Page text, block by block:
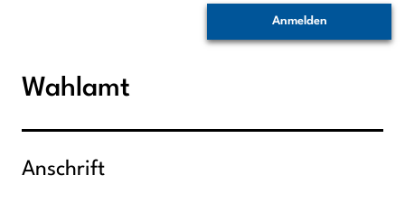
Anmelden
Wahlamt
Anschrift